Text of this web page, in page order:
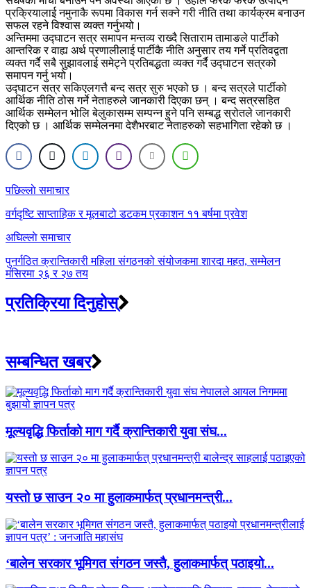
प्रक्रियालाई नमुनाकै रूपमा विकास गर्न सक्ने गरी नीति तथा कार्यक्रम बनाउन
सफल रहने विश्वास व्यक्त गर्नुभयो।
अन्तिममा उद्घाटन सत्र समापन मन्तव्य राख्दै सिताराम तामाङले पार्टीको
आन्तरिक र वाह्य अर्थ प्रणालीलाई पार्टीकै नीति अनुसार तय गर्ने प्रतिवद्वता
व्यक्त गर्दै सबै सुुझावलाई समेट्ने प्रतिबद्धता व्यक्त गर्दै उद्घाटन सत्रको
समापन गर्नु भयो।
उद्घाटन सत्र सकिएलगत्तै बन्द सत्र सुरु भएको छ । बन्द सत्रले पार्टीको
आर्थिक नीति ठोस गर्ने नेताहरुले जानकारी दिएका छन् । बन्द सत्रसहित
आर्थिक सम्मेलन भोलि बेलुकासम्म सम्पन्न हुने पनि सम्बद्ध स्रोतले जानकारी
दिएको छ । आर्थिक सम्मेलनमा देशैभरबाट नेताहरुको सहभागिता रहेको छ ।
Post
navigation
पछिल्लाे समाचार
वर्गदृष्टि साप्ताहिक र मूलबाटो डटकम प्रकाशन ११ बर्षमा प्रवेश
अघिल्लाे समाचार
पुनर्गठित क्रान्तिकारी महिला संगठनको संयोजकमा शारदा महत, सम्मेलन
मंसिरमा २६ र २७ तय
प्रतिक्रिया दिनुहोस्
सम्बन्धित खबर
मूल्यवृद्धि फिर्ताको माग गर्दै क्रान्तिकारी युवा संघ...
यस्तो छ साउन २० मा हुलाकमार्फत् प्रधानमन्त्री...
‘बालेन सरकार भूमिगत संगठन जस्तै, हुलाकमार्फत् पठाइयो...